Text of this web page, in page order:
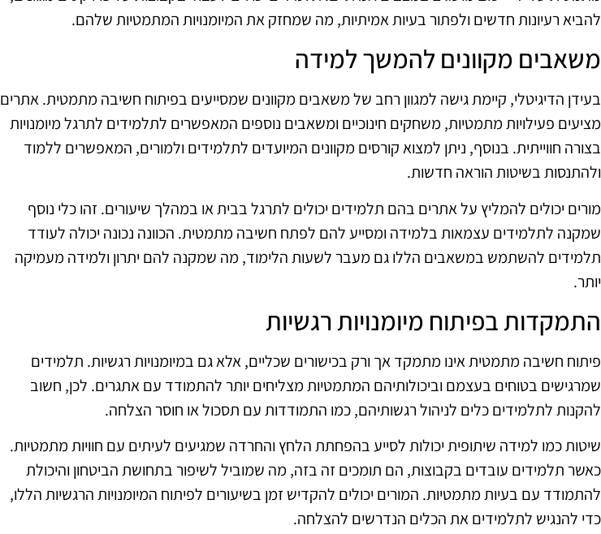
להביא רעיונות חדשים ולפתור בעיות אמיתיות, מה שמחזק את המיומנויות המתמטיות שלהם.
משאבים מקוונים להמשך למידה
בעידן הדיגיטלי, קיימת גישה למגוון רחב של משאבים מקוונים שמסייעים בפיתוח חשיבה מתמטית. אתרים
מציעים פעילויות מתמטיות, משחקים חינוכיים ומשאבים נוספים המאפשרים לתלמידים לתרגל מיומנויות
בצורה חווייתית. בנוסף, ניתן למצוא קורסים מקוונים המיועדים לתלמידים ולמורים, המאפשרים ללמוד
ולהתנסות בשיטות הוראה חדשות.
מורים יכולים להמליץ על אתרים בהם תלמידים יכולים לתרגל בבית או במהלך שיעורים. זהו כלי נוסף
שמקנה לתלמידים עצמאות בלמידה ומסייע להם לפתח חשיבה מתמטית. הכוונה נכונה יכולה לעודד
תלמידים להשתמש במשאבים הללו גם מעבר לשעות הלימוד, מה שמקנה להם יתרון ולמידה מעמיקה
יותר.
התמקדות בפיתוח מיומנויות רגשיות
פיתוח חשיבה מתמטית אינו מתמקד אך ורק בכישורים שכליים, אלא גם במיומנויות רגשיות. תלמידים
שמרגישים בטוחים בעצמם וביכולותיהם המתמטיות מצליחים יותר להתמודד עם אתגרים. לכן, חשוב
להקנות לתלמידים כלים לניהול רגשותיהם, כמו התמודדות עם תסכול או חוסר הצלחה.
שיטות כמו למידה שיתופית יכולות לסייע בהפחתת הלחץ והחרדה שמגיעים לעיתים עם חוויות מתמטיות.
כאשר תלמידים עובדים בקבוצות, הם תומכים זה בזה, מה שמוביל לשיפור בתחושת הביטחון והיכולת
להתמודד עם בעיות מתמטיות. המורים יכולים להקדיש זמן בשיעורים לפיתוח המיומנויות הרגשיות הללו,
כדי להנגיש לתלמידים את הכלים הנדרשים להצלחה.